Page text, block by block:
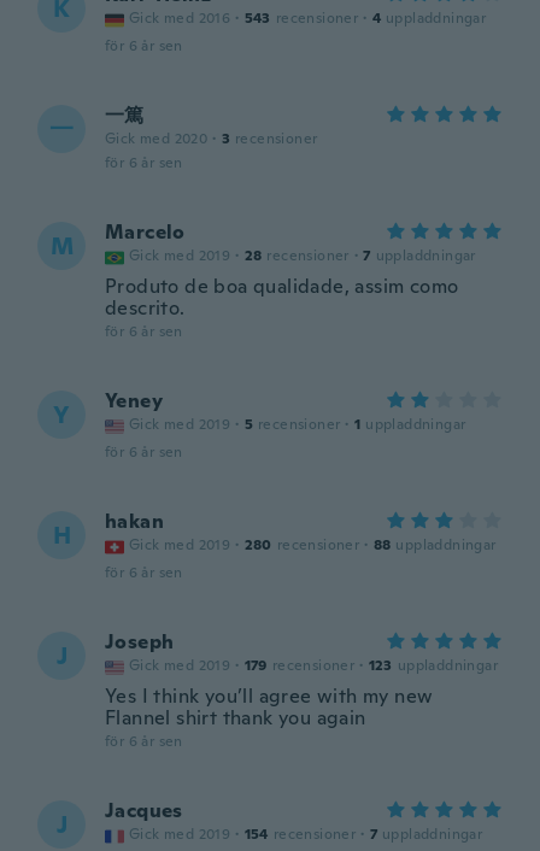
K Gick med 2016 · 543 recensioner · 4 uppladdningar
för 6 år sen
一 一篤
Gick med 2020 · 3 recensioner
för 6 år sen
M Marcelo
Gick med 2019 · 28 recensioner · 7 uppladdningar
Produto de boa qualidade, assim como
descrito.
för 6 år sen
Y Yeney
Gick med 2019 · 5 recensioner · 1 uppladdningar
för 6 år sen
H hakan
Gick med 2019 · 280 recensioner · 88 uppladdningar
för 6 år sen
J Joseph
Gick med 2019 · 179 recensioner · 123 uppladdningar
Yes I think you’ll agree with my new
Flannel shirt thank you again
för 6 år sen
J Jacques
Gick med 2019 · 154 recensioner · 7 uppladdningar